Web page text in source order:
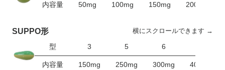
内容量 50mg 100mg 150mg 200mg
SUPPO形
型 3 5 6
内容量 150mg 250mg 300mg 400mg
横にスクロールできます →